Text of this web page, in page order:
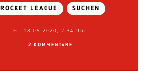
ROCKET LEAGUE SUCHEN
Fr. 18.09.2020, 7:34 Uhr
2 KOMMENTARE